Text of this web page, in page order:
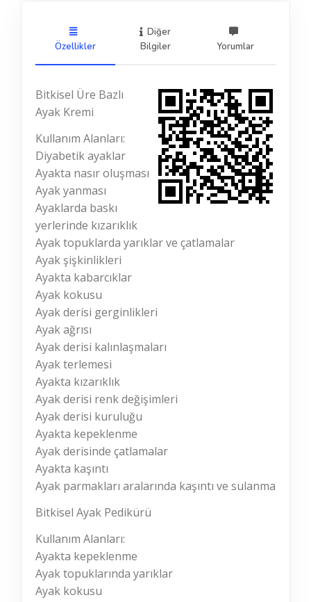
Özellikler
Diğer
Bilgiler
Yorumlar
Bitkisel Üre Bazlı
Ayak Kremi
Kullanım Alanları:
Diyabetik ayaklar
Ayakta nasır oluşması
Ayak yanması
Ayaklarda baskı
yerlerinde kızarıklık
Ayak topuklarda yarıklar ve çatlamalar
Ayak şişkinlikleri
Ayakta kabarcıklar
Ayak kokusu
Ayak derisi gerginlikleri
Ayak ağrısı
Ayak derisi kalınlaşmaları
Ayak terlemesi
Ayakta kızarıklık
Ayak derisi renk değişimleri
Ayak derisi kuruluğu
Ayakta kepeklenme
Ayak derisinde çatlamalar
Ayakta kaşıntı
Ayak parmakları aralarında kaşıntı ve sulanma
Bitkisel Ayak Pedikürü
Kullanım Alanları:
Ayakta kepeklenme
Ayak topuklarında yarıklar
Ayak kokusu